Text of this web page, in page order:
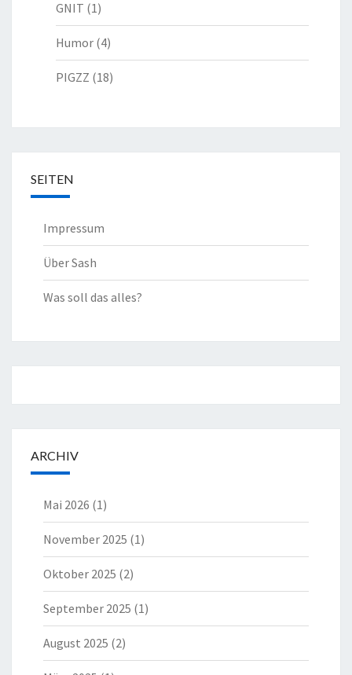
GNIT (1)
Humor (4)
PIGZZ (18)
SEITEN
Impressum
Über Sash
Was soll das alles?
ARCHIV
Mai 2026 (1)
November 2025 (1)
Oktober 2025 (2)
September 2025 (1)
August 2025 (2)